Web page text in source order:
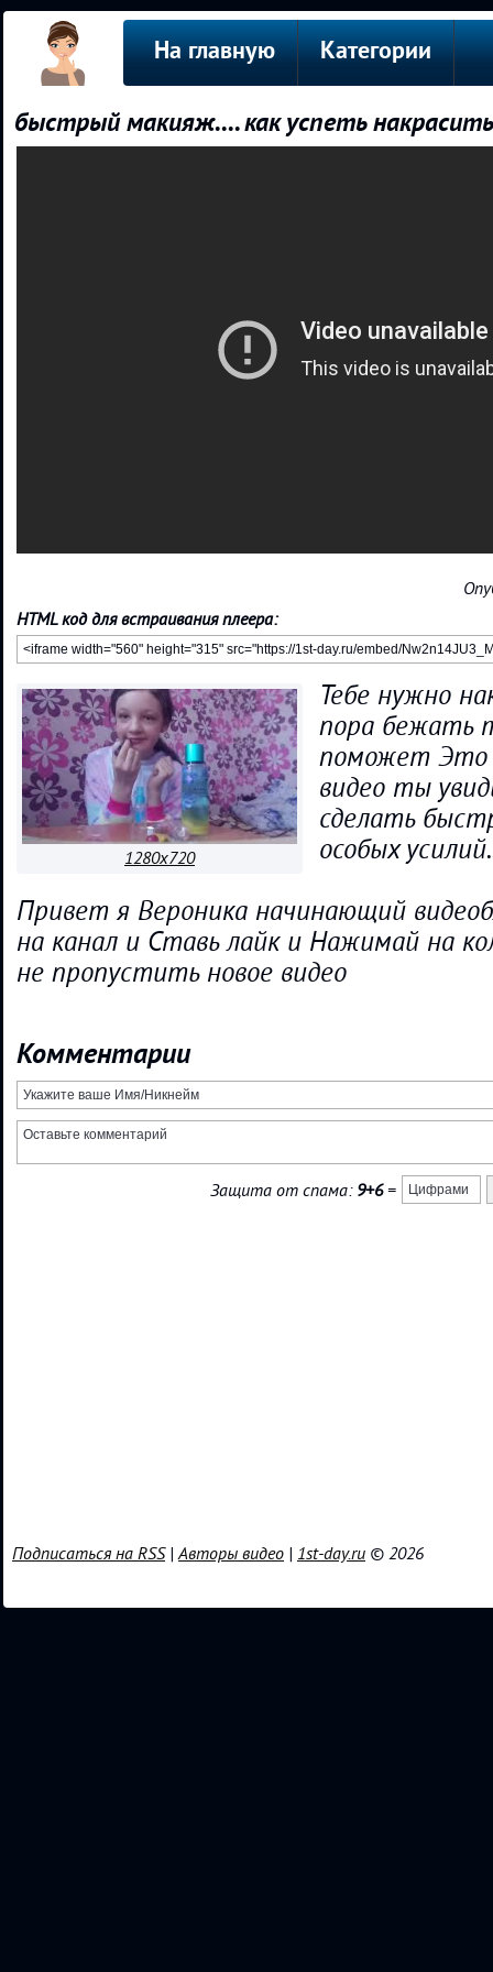
На главную Категории
быстрый макияж.... как успеть
HTML код для встраивания плеера:
1280x720
Тебе нужно
пора бежать
поможет Это
видео ты
сделать
особых
Привет я Вероника начинающий
на канал и Ставь лайк и Нажимай на
не пропустить новое видео
Комментарии
Защита от спама: 9+6=
Подписаться на RSS|Авторы видео | 1st-day.ru © 2026